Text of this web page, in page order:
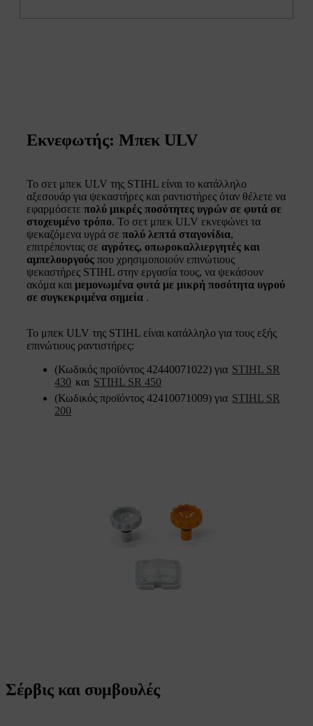
Εκνεφωτής: Μπεκ ULV
Το σετ μπεκ ULV της STIHL είναι το κατάλληλο
αξεσουάρ για ψεκαστήρες και ραντιστήρες όταν θέλετε να
εφαρμόσετε πολύ μικρές ποσότητες υγρών σε φυτά σε
στοχευμένο τρόπο. Το σετ μπεκ ULV εκνεφώνει τα
ψεκαζόμενα υγρά σε πολύ λεπτά σταγονίδια,
επιτρέποντας σε αγρότες, οπωροκαλλιεργητές και
αμπελουργούς που χρησιμοποιούν επινώτιους
ψεκαστήρες STIHL στην εργασία τους, να ψεκάσουν
ακόμα και μεμονωμένα φυτά με μικρή ποσότητα υγρού
σε συγκεκριμένα σημεία .
Το μπεκ ULV της STIHL είναι κατάλληλο για τους εξής
επινώτιους ραντιστήρες:
(Κωδικός προϊόντος 42440071022) για STIHL SR
430 και STIHL SR 450
(Κωδικός προϊόντος 42410071009) για STIHL SR
200
Σέρβις και συμβουλές